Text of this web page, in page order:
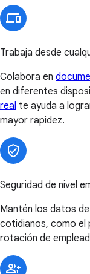
Trabaja desde
Colabora en
en diferentes
real te ayuda a
mayor rapidez.
Seguridad de nivel
Mantén los datos
cotidianos, como el
rotación de